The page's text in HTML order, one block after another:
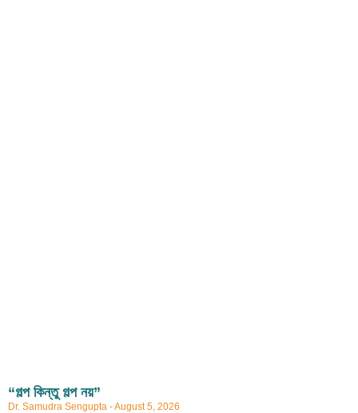
“গল্প কিন্তু গল্প নয়”
Dr. Samudra Sengupta August 5, 2026